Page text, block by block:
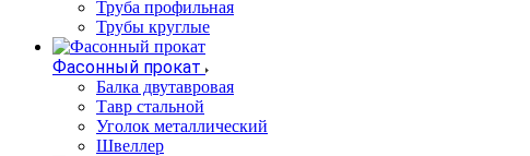
Труба профильная
Трубы круглые
Фасонный прокат
Балка двутавровая
Тавр стальной
Уголок металлический
Швеллер